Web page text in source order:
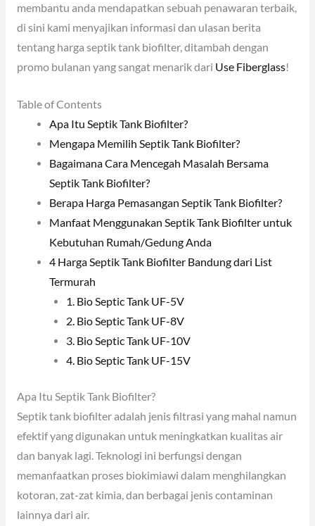
membantu anda mendapatkan sebuah penawaran terbaik,
di sini kami menyajikan informasi dan ulasan berita
tentang harga septik tank biofilter, ditambah dengan
promo bulanan yang sangat menarik dari Use Fiberglass!
Table of Contents
Apa Itu Septik Tank Biofilter?
Mengapa Memilih Septik Tank Biofilter?
Bagaimana Cara Mencegah Masalah Bersama
Septik Tank Biofilter?
Berapa Harga Pemasangan Septik Tank Biofilter?
Manfaat Menggunakan Septik Tank Biofilter untuk
Kebutuhan Rumah/Gedung Anda
4 Harga Septik Tank Biofilter Bandung dari List
Termurah
1. Bio Septic Tank UF-5V
2. Bio Septic Tank UF-8V
3. Bio Septic Tank UF-10V
4. Bio Septic Tank UF-15V
Apa Itu Septik Tank Biofilter?
Septik tank biofilter adalah jenis filtrasi yang mahal namun
efektif yang digunakan untuk meningkatkan kualitas air
dan banyak lagi. Teknologi ini berfungsi dengan
memanfaatkan proses biokimiawi dalam menghilangkan
kotoran, zat-zat kimia, dan berbagai jenis contaminan
lainnya dari air.